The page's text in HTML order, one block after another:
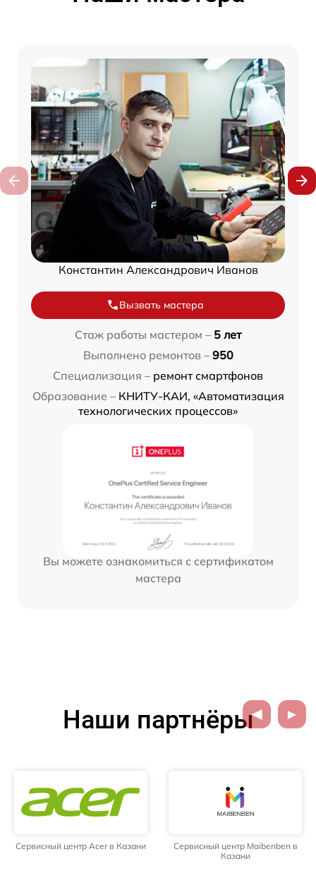
Константин Александрович Иванов
Вызвать мастера
Стаж работы мастером – 5 лет
Выполнено ремонтов – 950
Специализация – ремонт смартфонов
Образование – КНИТУ-КАИ, «Автоматизация
технологических процессов»
Вы можете ознакомиться с сертификатом
мастера
Наши партнёры
Сервисный центр Acer в Казани
Сервисный центр Maibenben в
Казани